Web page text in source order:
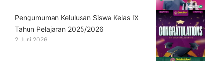
Pengumuman Kelulusan Siswa Kelas IX
Tahun Pelajaran 2025/2026
2 Juni 2026